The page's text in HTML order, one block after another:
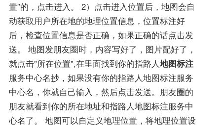
置”的，点击进入。 2）点击进入位置后，地图会自
动获取用户所在地的地理位置信息，位置标注好
后，检查位置信息是否正确，如果正确的话点击发
送。 地图发朋友圈时，内容写好了，图片配好了，
就点击"所在位置",在里面找到你的指路人地图标注
服务中心名抄，如果没有你的指路人地图标注服务
中心名，你就自己输入，然后点击发送。朋友圈的
朋友就看到你的所在地址和指路人地图标注服务中
心名了。 地图可以自定义地理位置，将地理位置设